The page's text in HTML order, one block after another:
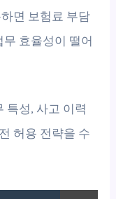
면 보험료 부담
효율성이 떨어
특성, 사고 이력
허용 전략을 수